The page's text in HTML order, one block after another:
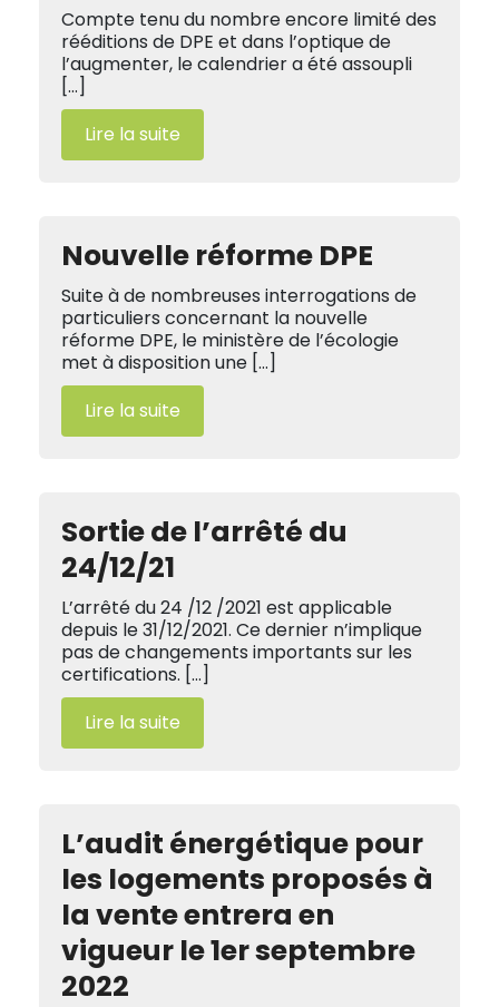
Compte tenu du nombre encore limité des
rééditions de DPE et dans l’optique de
l’augmenter, le calendrier a été assoupli
[…]
Lire la suite
Nouvelle réforme DPE
Suite à de nombreuses interrogations de
particuliers concernant la nouvelle
réforme DPE, le ministère de l’écologie
met à disposition une […]
Lire la suite
Sortie de l’arrêté du
24/12/21
L’arrêté du 24 /12 /2021 est applicable
depuis le 31/12/2021. Ce dernier n’implique
pas de changements importants sur les
certifications. […]
Lire la suite
L’audit énergétique pour
les logements proposés à
la vente entrera en
vigueur le 1er septembre
2022